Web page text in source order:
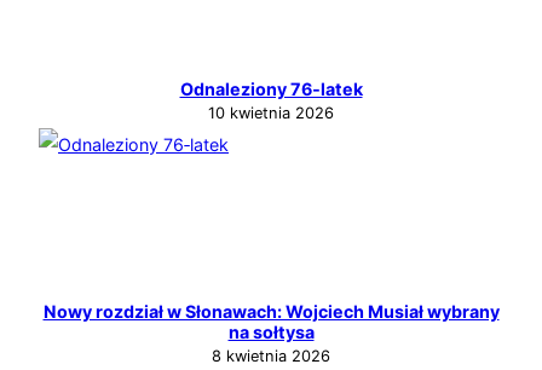
Odnaleziony 76‑latek
10 kwietnia 2026
Nowy rozdział w Słonawach: Wojciech Musiał wybrany
na sołtysa
8 kwietnia 2026